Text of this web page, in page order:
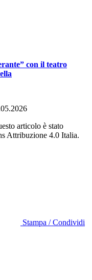
con il teatro
articolo è stato
Attribuzione 4.0 Italia.
Stampa / Condividi